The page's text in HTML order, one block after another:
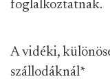
foglalkoztatnak.
A vidéki,
szállodáknál*